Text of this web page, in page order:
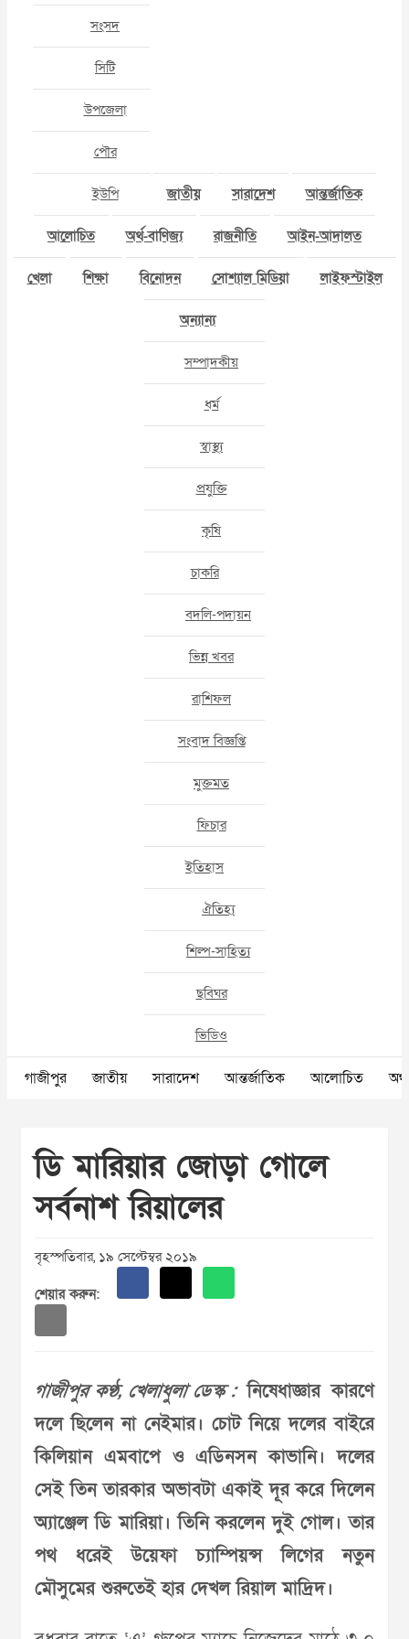
সংসদ
সিটি
উপজেলা
পৌর
ইউপি জাতীয় সারাদেশ আন্তর্জাতিক
আলোচিত অর্থ-বাণিজ্য রাজনীতি আইন-আদালত
খেলা শিক্ষা বিনোদন সোশ্যাল মিডিয়া লাইফস্টাইল
অন্যান্য
সম্পাদকীয়
ধর্ম
স্বাস্থ্য
প্রযুক্তি
কৃষি
চাকরি
বদলি-পদায়ন
ভিন্ন খবর
রাশিফল
সংবাদ বিজ্ঞপ্তি
মুক্তমত
ফিচার
ইতিহাস
ঐতিহ্য
শিল্প-সাহিত্য
ছবিঘর
ভিডিও
গাজীপুর জাতীয় সারাদেশ আন্তর্জাতিক আলোচিত
ডি মারিয়ার জোড়া গোলে
সর্বনাশ রিয়ালের
বৃহস্পতিবার, ১৯ সেপ্টেম্বর ২০১৯
শেয়ার করুন:
গাজীপুর কণ্ঠ, খেলাধুলা ডেস্ক :নিষেধাজ্ঞার কারণে
দলে ছিলেন না নেইমার। চোট নিয়ে দলের বাইরে
কিলিয়ান এমবাপে ও এডিনসন কাভানি। দলের
সেই তিন তারকার অভাবটা একাই দূর করে দিলেন
অ্যাঞ্জেল ডি মারিয়া। তিনি করলেন দুই গোল। তার
পথ ধরেই উয়েফা চ্যাম্পিয়ন্স লিগের নতুন
মৌসুমের শুরুতেই হার দেখল রিয়াল মাদ্রিদ।